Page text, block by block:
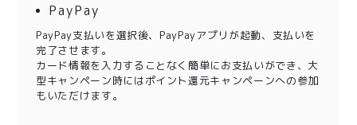
PayPay
PayPay支払いを選択後、PayPayアプリが起動、支払いを
完了させます。
カード情報を入力することなく簡単にお支払いができ、大
型キャンペーン時にはポイント還元キャンペーンへの参加
もいただけます。